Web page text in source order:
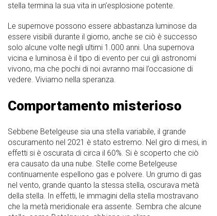
stella termina la sua vita in un’esplosione potente.
Le supernove possono essere abbastanza luminose da
essere visibili durante il giorno, anche se ciò è successo
solo alcune volte negli ultimi 1.000 anni. Una supernova
vicina e luminosa è il tipo di evento per cui gli astronomi
vivono, ma che pochi di noi avranno mai l’occasione di
vedere. Viviamo nella speranza.
Comportamento misterioso
Sebbene Betelgeuse sia una stella variabile, il grande
oscuramento nel 2021 è stato estremo. Nel giro di mesi, in
effetti si è oscurata di circa il 60%. Si è scoperto che ciò
era causato da una nube. Stelle come Betelgeuse
continuamente espellono gas e polvere. Un grumo di gas
nel vento, grande quanto la stessa stella, oscurava metà
della stella. In effetti, le immagini della stella mostravano
che la metà meridionale era assente. Sembra che alcune